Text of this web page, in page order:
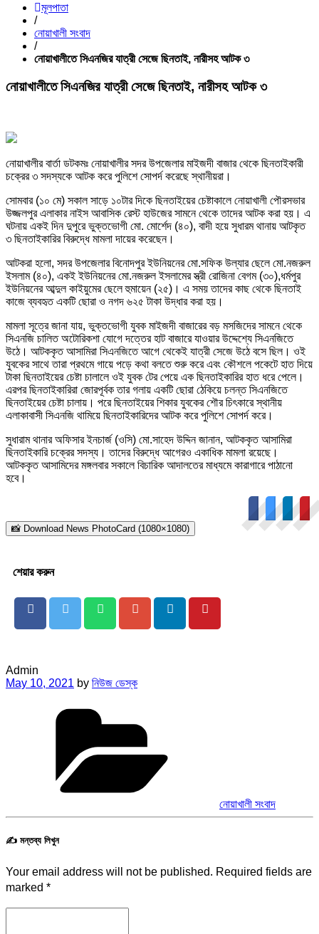
মূলপাতা
/
নোয়াখালী সংবাদ
/
নোয়াখালীতে সিএনজির যাত্রী সেজে ছিনতাই, নারীসহ আটক ৩
নোয়াখালীতে সিএনজির যাত্রী সেজে ছিনতাই, নারীসহ আটক ৩
নোয়াখালীর বার্তা ডটকমঃ নোয়াখালীর সদর উপজেলার মাইজদী বাজার থেকে ছিনতাইকারী
চক্রের ৩ সদস্যকে আটক করে পুলিশে সোপর্দ করেছে স্থানীয়রা।
সোমবার (১০ মে) সকাল সাড়ে ১০টার দিকে ছিনতাইয়ের চেষ্টাকালে নোয়াখালী পৌরসভার
উজ্জলপুর এলাকার নাইস আবাসিক রেস্ট হাউজের সামনে থেকে তাদের আটক করা হয়। এ
ঘটনায় একই দিন দুপুরে ভুক্তভোগী মো. মোর্শেদ (৪০), বাদী হয়ে সুধারম থানায় আটকৃত
৩ ছিনতাইকারির বিরুদ্ধে মামলা দায়ের করেছেন।
আটকরা হলো, সদর উপজেলার বিনোদপুর ইউনিয়নের মো.সফিক উল্যার ছেলে মো.নজরুল
ইসলাম (৪০), একই ইউনিয়নের মো.নজরুল ইসলামের স্ত্রী রোজিনা বেগম (৩০),ধর্মপুর
ইউনিয়নের আব্দুল কাইয়ুমের ছেলে হুমায়েন (২৫)। এ সময় তাদের কাছ থেকে ছিনতাই
কাজে ব্যবহৃত একটি ছোরা ও নগদ ৬২৫ টাকা উদ্ধার করা হয়।
মামলা সূত্রে জানা যায়, ভুক্তভোগী যুবক মাইজদী বাজারের বড় মসজিদের সামনে থেকে
সিএনজি চালিত অটোরিকশা যোগে দত্তের হাট বাজারে যাওয়ার উদ্দেশ্যে সিএনজিতে
উঠে। আটককৃত আসামিরা সিএনজিতে আগে থেকেই যাত্রী সেজে উঠে বসে ছিল। ওই
যুবকের সাথে তারা প্রথমে গায়ে পড়ে কথা বলতে শুরু করে এবং কৌশলে পকেটে হাত দিয়ে
টাকা ছিনতাইয়ের চেষ্টা চালালে ওই যুবক টের পেয়ে এক ছিনতাইকারির হাত ধরে পেলে।
এরপর ছিনতাইকারিরা জোরপূর্বক তার গলায় একটি ছোরা ঠেকিয়ে চলন্ত সিএনজিতে
ছিনতাইয়ের চেষ্টা চালায়। পরে ছিনতাইয়ের শিকার যুবকের শৌর চিৎকারে স্থানীয়
এলাকাবাসী সিএনজি থামিয়ে ছিনতাইকারিদের আটক করে পুলিশে সোপর্দ করে।
সুধারাম থানার অফিসার ইনচার্জ (ওসি) মো.সাহেদ উদ্দিন জানান, আটককৃত আসামিরা
ছিনতাইকারি চক্রের সদস্য। তাদের বিরুদ্ধে আগেরও একাধিক মামলা রয়েছে।
আটককৃত আসামিদের মঙ্গলবার সকালে বিচারিক আদালতের মাধ্যমে কারাগারে পাঠানো
হবে।
📸 Download News PhotoCard (1080×1080)
শেয়ার করুন
Admin
Posted
May 10, 2021 by নিউজ ডেস্ক
নোয়াখালী সংবাদ
✍️ মন্তব্য লিখুন
Your email address will not be published. Required fields are
marked *